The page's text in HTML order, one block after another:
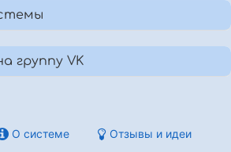
группу VK
О системе Отзывы и идеи